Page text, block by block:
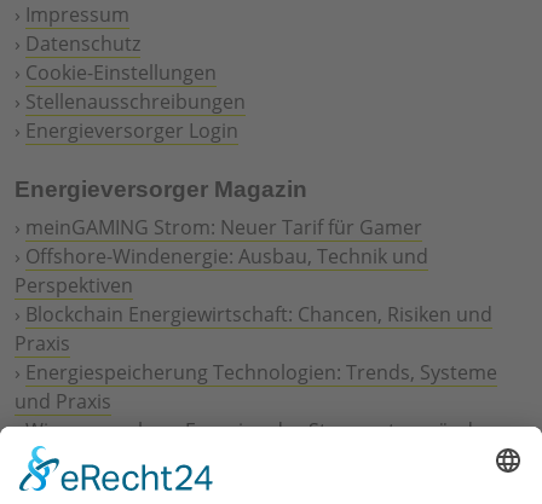
› Impressum
› Datenschutz
› Cookie-Einstellungen
› Stellenausschreibungen
› Energieversorger Login
Energieversorger Magazin
› meinGAMING Strom: Neuer Tarif für Gamer
› Offshore-Windenergie: Ausbau, Technik und
Perspektiven
› Blockchain Energiewirtschaft: Chancen, Risiken und
Praxis
› Energiespeicherung Technologien: Trends, Systeme
und Praxis
›Wie erneuerbare Energien das Stromnetz verändern
Digitalisierung Energiewirtschaft: Effizienz, Netze und
Prozesse